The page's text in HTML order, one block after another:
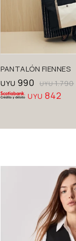
PANTALÓN FIENNES
UYU 990 UYU 1.790
UYU 842